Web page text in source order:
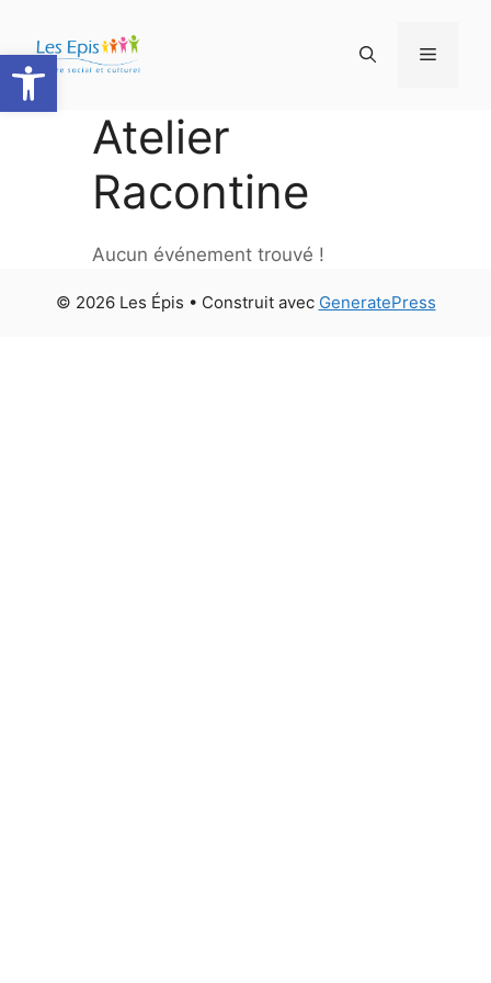
Ouvrir la barre d’outils
contenu
Menu
Atelier
Racontine
Aucun événement trouvé !
© 2026 Les Épis • Construit avec GeneratePress